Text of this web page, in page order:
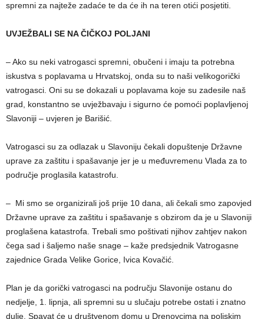
spremni za najteže zadaće te da će ih na teren otići posjetiti.
UVJEŽBALI SE NA ČIČKOJ POLJANI
– Ako su neki vatrogasci spremni, obučeni i imaju ta potrebna
iskustva s poplavama u Hrvatskoj, onda su to naši velikogorički
vatrogasci. Oni su se dokazali u poplavama koje su zadesile naš
grad, konstantno se uvježbavaju i sigurno će pomoći poplavljenoj
Slavoniji – uvjeren je Barišić.
Vatrogasci su za odlazak u Slavoniju čekali dopuštenje Državne
uprave za zaštitu i spašavanje jer je u međuvremenu Vlada za to
područje proglasila katastrofu.
– Mi smo se organizirali još prije 10 dana, ali čekali smo zapovjed
Državne uprave za zaštitu i spašavanje s obzirom da je u Slavoniji
proglašena katastrofa. Trebali smo poštivati njihov zahtjev nakon
čega sad i šaljemo naše snage – kaže predsjednik Vatrogasne
zajednice Grada Velike Gorice, Ivica Kovačić.
Plan je da gorički vatrogasci na području Slavonije ostanu do
nedjelje, 1. lipnja, ali spremni su u slučaju potrebe ostati i znatno
dulje. Spavat će u društvenom domu u Drenovcima na poljskim